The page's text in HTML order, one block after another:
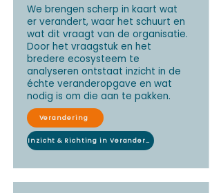
We brengen scherp in kaart wat
er verandert, waar het schuurt en
wat dit vraagt van de organisatie.
Door het vraagstuk en het
bredere ecosysteem te
analyseren ontstaat inzicht in de
échte veranderopgave en wat
nodig is om die aan te pakken.
Verandering
Inzicht & Richting in Verandering